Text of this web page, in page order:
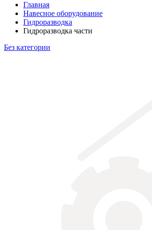
Главная
Навесное оборудование
Гидроразводка
Гидроразводка части
Без категории